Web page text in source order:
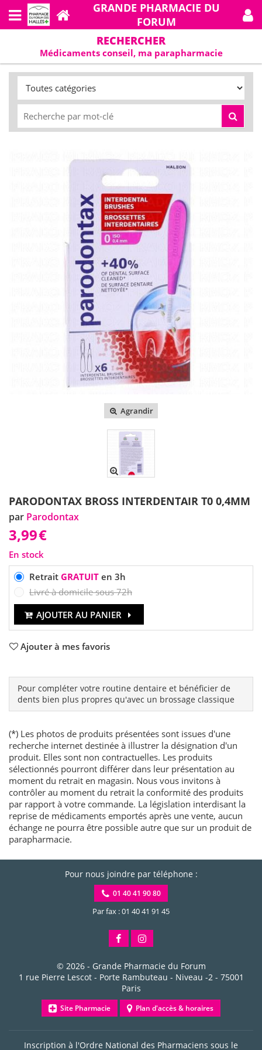
GRANDE PHARMACIE DU
FORUM
RECHERCHER
Médicaments conseil, ma parapharmacie
Agrandir
PARODONTAX BROSS INTERDENTAIR T0 0,4MM
par Parodontax
3,99€
En stock
Retrait GRATUITen 3h
Livré à domicile sous 72h
AJOUTER AU PANIER
Ajouter à mes favoris
Pour compléter votre routine dentaire et bénéficier de
dents bien plus propres qu'avec un brossage classique
(*) Les photos de produits présentées sont issues d'une
recherche internet destinée à illustrer la désignation d'un
produit. Elles sont non contractuelles. Les produits
sélectionnés pourront différer dans leur présentation au
moment du retrait en magasin. Nous vous invitons à
contrôler au moment du retrait la conformité des produits
par rapport à votre commande. La législation interdisant la
reprise de médicaments emportés après une vente, aucun
échange ne pourra être possible autre que sur un produit de
parapharmacie.
Pour nous joindre par téléphone :
01 40 41 90 80
Par fax : 01 40 41 91 45
© 2026 - Grande Pharmacie du Forum
1 rue Pierre Lescot - Porte Rambuteau - Niveau -2- 75001
Paris
Site Pharmacie Plan d'accès & horaires
Inscription à l'Ordre National des Pharmaciens sous le